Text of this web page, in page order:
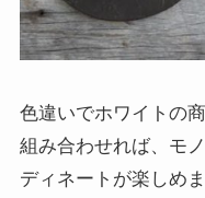
色違いでホワイトの
組み合わせれば、モ
ディネートが楽しめま